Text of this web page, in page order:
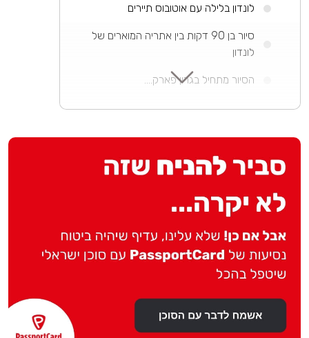
לונדון בלילה עם אוטובוס תיירים
סיור בן 90 דקות בין אתריה המוארים של
לונדון
הסיור מתחיל בגרין פארק....
מידע כללי